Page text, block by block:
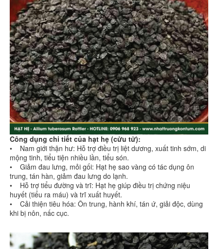
Công dụng chi tiết của hạt hẹ (cửu tử):
• Nam giới thận hư: Hỗ trợ điều trị liệt dương, xuất tinh sớm, di
mộng tinh, tiểu tiện nhiều lần, tiểu són.
• Giảm đau lưng, mỏi gối: Hạt hẹ sao vàng có tác dụng ôn
trung, tán hàn, giảm đau lưng do lạnh.
• Hỗ trợ tiểu đường và trĩ: Hạt hẹ giúp điều trị chứng niệu
huyết (tiểu ra máu) và trĩ xuất huyết.
• Cải thiện tiêu hóa: Ôn trung, hành khí, tán ứ, giải độc, dùng
khi bị nôn, nấc cục.